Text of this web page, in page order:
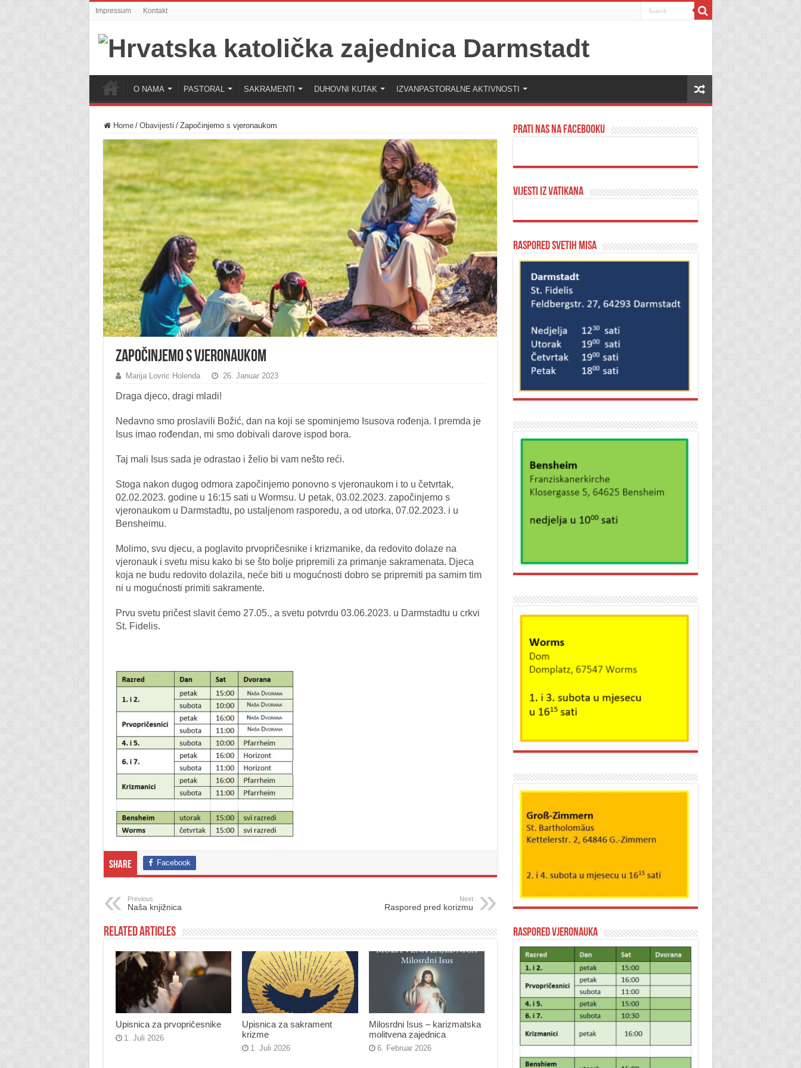
Impressum Kontakt
O NAMA PASTORAL SAKRAMENTI DUHOVNI KUTAK IZVANPASTORALNE AKTIVNOSTI
Home / Obavijesti / Započinjemo s vjeronaukom
Započinjemo s vjeronaukom
Marija Lovric Holenda 26. Januar 2023
Draga djeco, dragi mladi!
Nedavno smo proslavili Božić, dan na koji se spominjemo Isusova rođenja. I premda je
Isus imao rođendan, mi smo dobivali darove ispod bora.
Taj mali Isus sada je odrastao i želio bi vam nešto reći.
Stoga nakon dugog odmora započinjemo ponovno s vjeronaukom i to u četvrtak,
02.02.2023. godine u 16:15 sati u Wormsu. U petak, 03.02.2023. započinjemo s
vjeronaukom u Darmstadtu, po ustaljenom rasporedu, a od utorka, 07.02.2023. i u
Bensheimu.
Molimo, svu djecu, a poglavito prvopričesnike i krizmanike, da redovito dolaze na
vjeronauk i svetu misu kako bi se što bolje pripremili za primanje sakramenata. Djeca
koja ne budu redovito dolazila, neće biti u mogućnosti dobro se pripremiti pa samim tim
ni u mogućnosti primiti sakramente.
Prvu svetu pričest slavit ćemo 27.05., a svetu potvrdu 03.06.2023. u Darmstadtu u crkvi
St. Fidelis.
Share Facebook
Previous
Naša knjižnica
Next
Raspored pred korizmu
Related Articles
Upisnica za prvopričesnike
1. Juli 2026
Upisnica za sakrament
krizme
1. Juli 2026
Milosrdni Isus – karizmatska
molitvena zajednica
6. Februar 2026
Prati nas na Facebooku
Vijesti iz Vatikana
Raspored svetih misa
Raspored vjeronauka